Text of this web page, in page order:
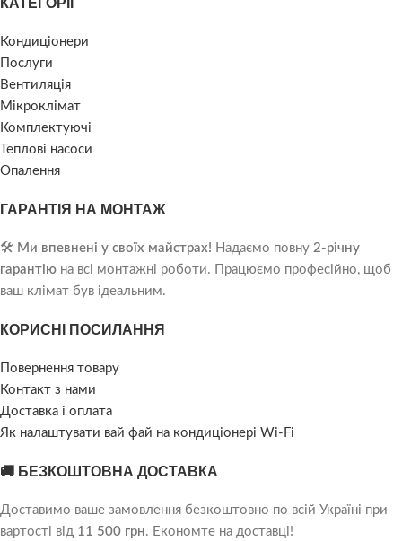
Кондиціонери
Послуги
Вентиляція
Мікроклімат
Комплектуючі
Теплові насоси
Опалення
ГАРАНТІЯ НА МОНТАЖ
🛠️ Ми впевнені у своїх майстрах! Надаємо повну 2-річну
гарантію на всі монтажні роботи. Працюємо професійно, щоб
ваш клімат був ідеальним.
КОРИСНІ ПОСИЛАННЯ
Повернення товару
Контакт з нами
Доставка і оплата
Як налаштувати вай фай на кондиціонері Wi-Fi
🚚 БЕЗКОШТОВНА ДОСТАВКА
Доставимо ваше замовлення безкоштовно по всій Україні при
вартості від 11 500 грн. Економте на доставці!